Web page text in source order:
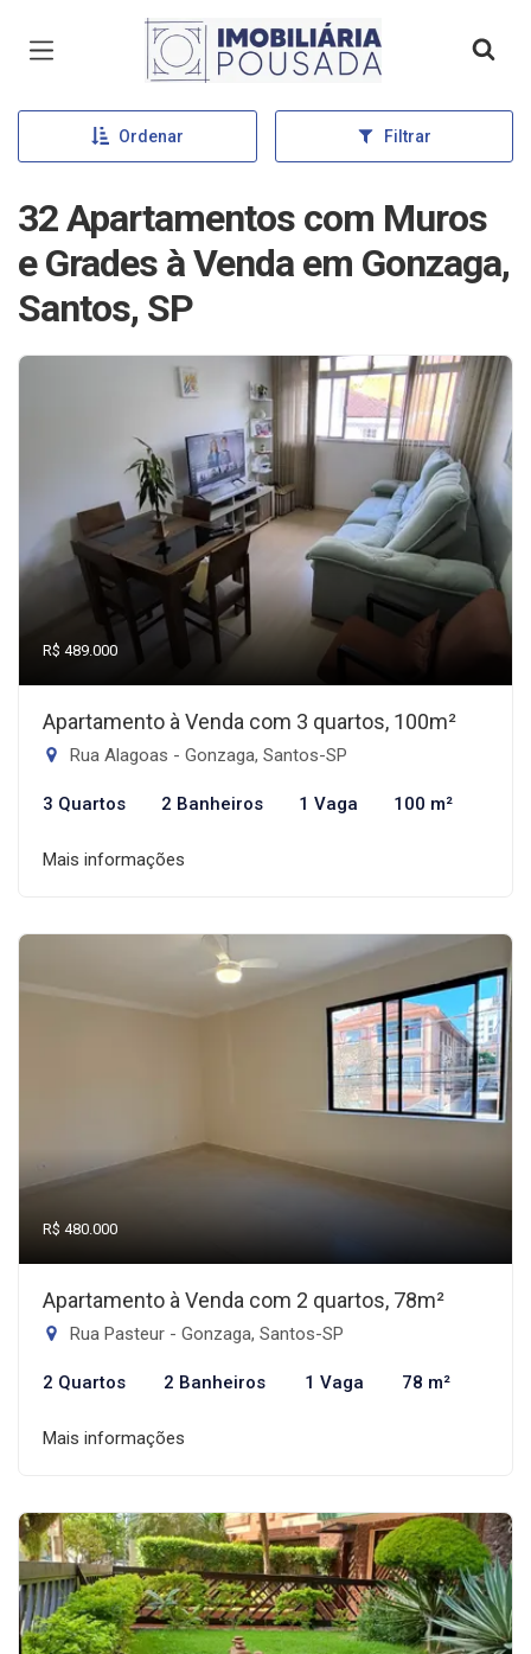
Página inicial
Ordenar Filtrar
32 Apartamentos com Muros
e Grades à Venda em Gonzaga,
Santos, SP
R$ 489.000
Apartamento à Venda com 3 quartos, 100m²
Rua Alagoas - Gonzaga, Santos-SP
3 Quartos 2 Banheiros 1 Vaga 100 m²
Mais informações
R$ 480.000
Apartamento à Venda com 2 quartos, 78m²
Rua Pasteur - Gonzaga, Santos-SP
2 Quartos 2 Banheiros 1 Vaga 78 m²
Mais informações